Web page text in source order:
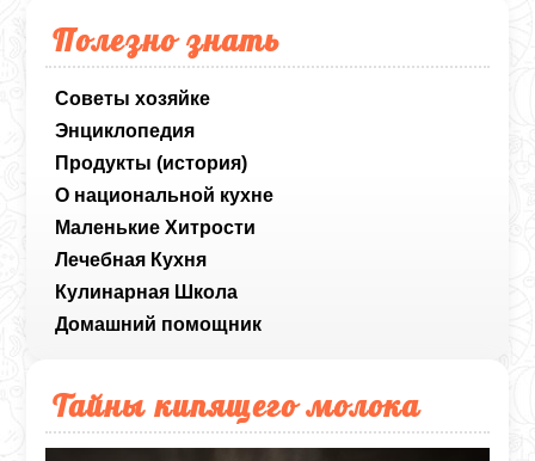
Полезно знать
Советы хозяйке
Энциклопедия
Продукты (история)
О национальной кухне
Маленькие Хитрости
Лечебная Кухня
Кулинарная Школа
Домашний помощник
Тайны кипящего молока